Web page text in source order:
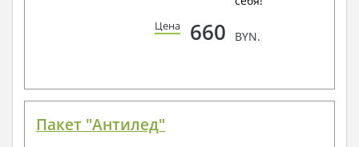
Цена 660 BYN.
Пакет "Антилед"